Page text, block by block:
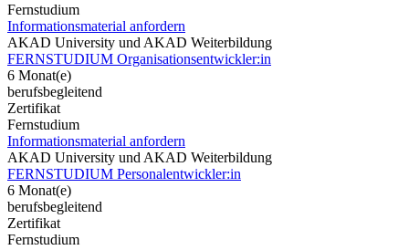
Fernstudium
Informationsmaterial anfordern
AKAD University und AKAD Weiterbildung
FERNSTUDIUM Organisationsentwickler:in
6 Monat(e)
berufsbegleitend
Zertifikat
Fernstudium
Informationsmaterial anfordern
AKAD University und AKAD Weiterbildung
FERNSTUDIUM Personalentwickler:in
6 Monat(e)
berufsbegleitend
Zertifikat
Fernstudium